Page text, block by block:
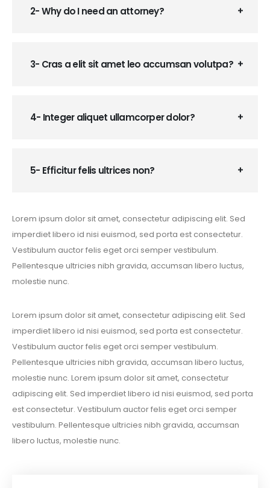
2- Why do I need an attorney?
3- Cras a elit sit amet leo accumsan volutpa?
4- Integer aliquet ullamcorper dolor?
5- Efficitur felis ultrices non?
Lorem ipsum dolor sit amet, consectetur adipiscing elit. Sed
imperdiet libero id nisi euismod, sed porta est consectetur.
Vestibulum auctor felis eget orci semper vestibulum.
Pellentesque ultricies nibh gravida, accumsan libero luctus,
molestie nunc.
Lorem ipsum dolor sit amet, consectetur adipiscing elit. Sed
imperdiet libero id nisi euismod, sed porta est consectetur.
Vestibulum auctor felis eget orci semper vestibulum.
Pellentesque ultricies nibh gravida, accumsan libero luctus,
molestie nunc. Lorem ipsum dolor sit amet, consectetur
adipiscing elit. Sed imperdiet libero id nisi euismod, sed porta
est consectetur. Vestibulum auctor felis eget orci semper
vestibulum. Pellentesque ultricies nibh gravida, accumsan
libero luctus, molestie nunc.